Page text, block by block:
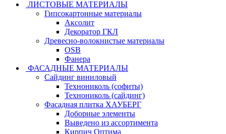
ЛИСТОВЫЕ МАТЕРИАЛЫ
Гипсокартонные материалы
Аксолит
Декоратор ГКЛ
Древесно-волокнистые материалы
OSB
Фанера
ФАСАДНЫЕ МАТЕРИАЛЫ
Сайдинг виниловый
Технониколь (софиты)
Технониколь (сайдинг)
Фасадная плитка ХАУБЕРГ
Доборные элементы
Выведено из ассортимента
Кирпич Оптима